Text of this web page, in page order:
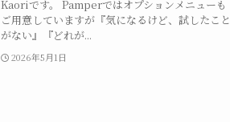
Kaoriです。 Pamperではオプションメニューも
ご用意していますが『気になるけど、試したこと
がない』『どれが...
2026年5月1日